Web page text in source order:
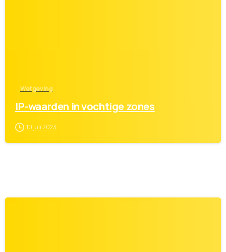
Wetgeving
IP-waarden in vochtige zones
10 juli 2023